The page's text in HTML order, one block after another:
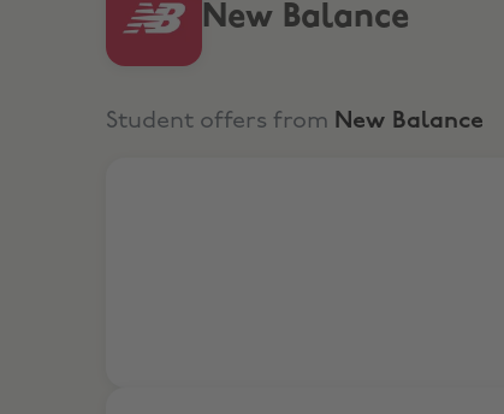
New Balance
Student offers from New Balance